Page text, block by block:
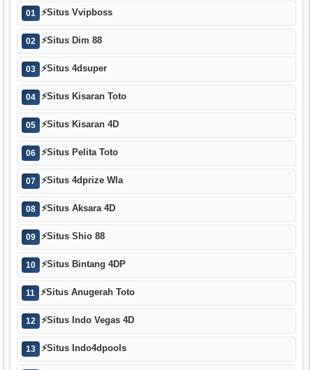
01 ⚡Situs Vvipboss
02 ⚡Situs Dim 88
03 ⚡Situs 4dsuper
04 ⚡Situs Kisaran Toto
05 ⚡Situs Kisaran 4D
06 ⚡Situs Pelita Toto
07 ⚡Situs 4dprize Wla
08 ⚡Situs Aksara 4D
09 ⚡Situs Shio 88
10 ⚡Situs Bintang 4DP
11 ⚡Situs Anugerah Toto
12 ⚡Situs Indo Vegas 4D
13 ⚡Situs Indo4dpools